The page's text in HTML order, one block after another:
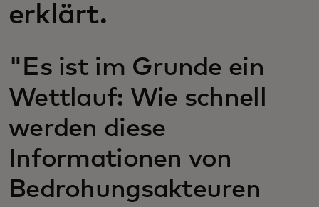
erklärt.
"Es ist im Grunde ein
Wettlauf: Wie schnell
werden diese
Informationen von
Bedrohungsakteuren